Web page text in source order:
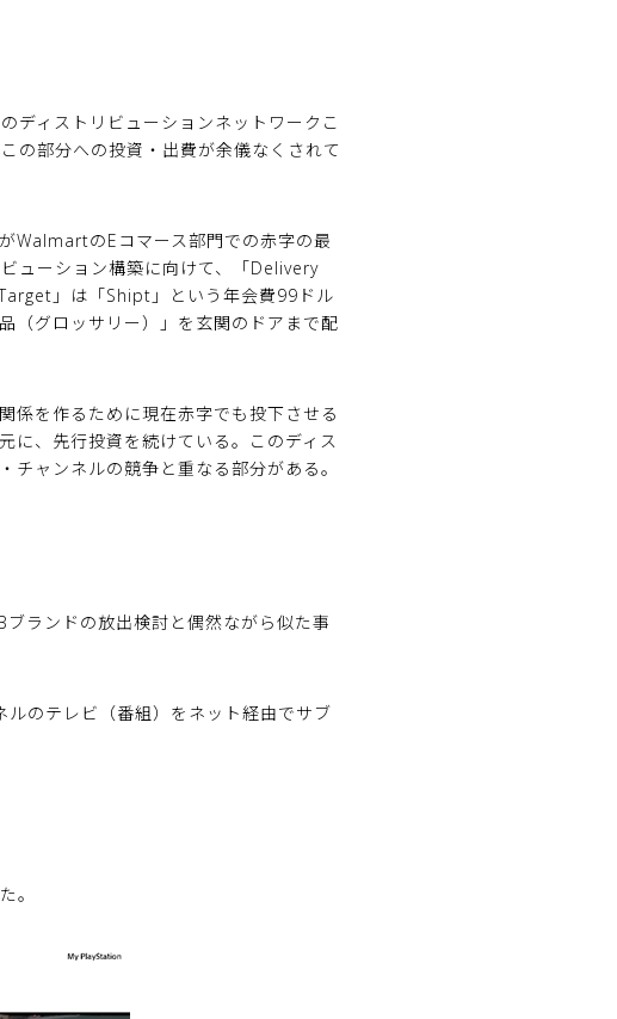
ディストリビューションネットワークこ
の部分への投資・出費が余儀なくされて
WalmartのEコマース部門での赤字の最
ューション構築に向けて、「Delivery
」は「Shipt」という年会費99ドル
（グロッサリー）」を玄関のドアまで配
係を作るために現在赤字でも投下させる
、先行投資を続けている。このディス
ャンネルの競争と重なる部分がある。
ランドの放出検討と偶然ながら似た事
テレビ（番組）をネット経由でサブ
。